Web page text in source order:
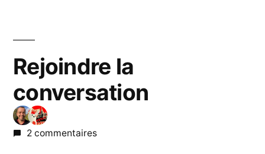
Rejoindre la
conversation
2 commentaires